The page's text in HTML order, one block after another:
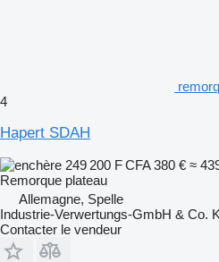
4
Hapert SDAH
249 200 F CFA380 € ≈
Remorque plateau
Allemagne, Spelle
Industrie-Verwertungs-GmbH & Co.
Contacter le vendeur